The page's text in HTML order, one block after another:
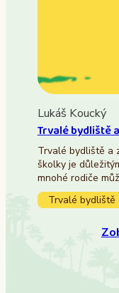
Lukáš Koucký
Trvalé bydliště
Trvalé bydliště a
školky je
mnohé rodiče
Trvalé bydliště